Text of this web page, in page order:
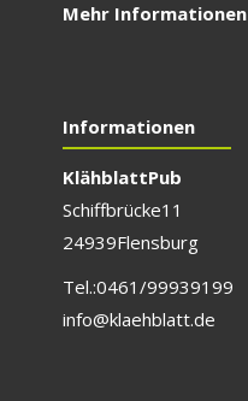
Mehr Informationen
Informationen
Klähblatt Pub
Schiffbrücke 11
24939 Flensburg
Tel.: 0461/999 391 99
info@klaehblatt.de